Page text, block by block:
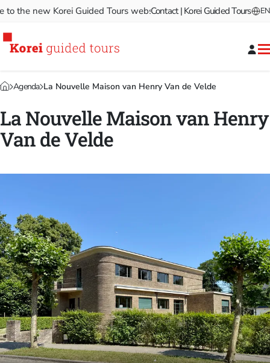
the new Korei Guided Tours website! Welcome to the new
Contact | Korei Guided Tours EN
Agenda La Nouvelle Maison van Henry Van de Velde
La Nouvelle Maison van Henry
Van de Velde